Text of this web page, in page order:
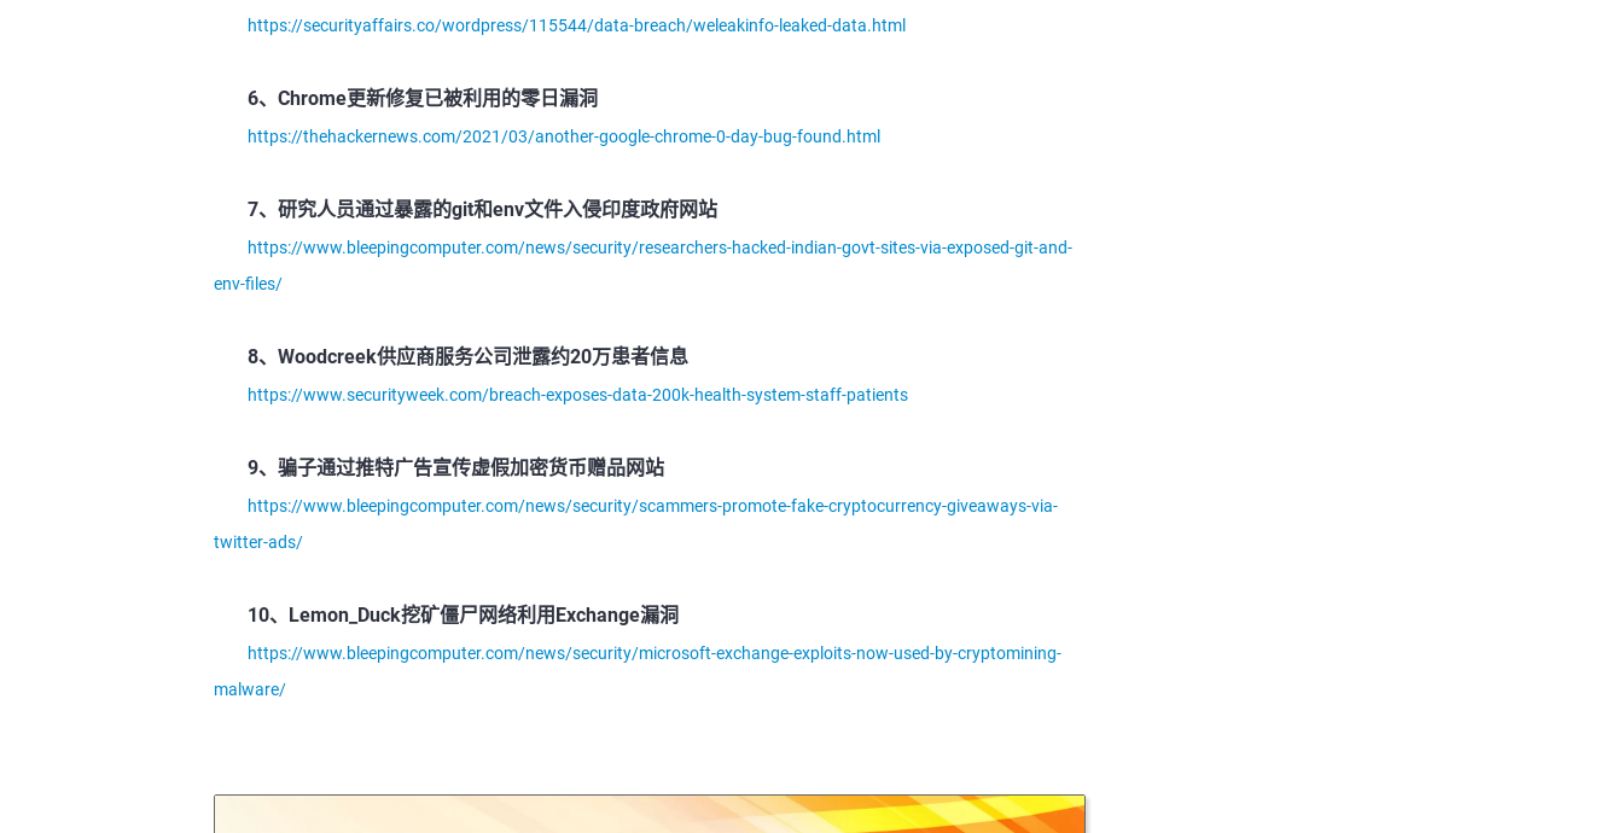
https://securityaffairs.co/wordpress/115544/data-breach/weleakinfo-leaked-data.html
6、Chrome更新修复已被利用的零日漏洞
https://thehackernews.com/2021/03/another-google-chrome-0-day-bug-found.html
7、研究人员通过暴露的git和env文件入侵印度政府网站
https://www.bleepingcomputer.com/news/security/researchers-hacked-indian-govt-sites-via-exposed-git-and-
env-files/
8、Woodcreek供应商服务公司泄露约20万患者信息
https://www.securityweek.com/breach-exposes-data-200k-health-system-staff-patients
9、骗子通过推特广告宣传虚假加密货币赠品网站
https://www.bleepingcomputer.com/news/security/scammers-promote-fake-cryptocurrency-giveaways-via-
twitter-ads/
10、Lemon_Duck挖矿僵尸网络利用Exchange漏洞
https://www.bleepingcomputer.com/news/security/microsoft-exchange-exploits-now-used-by-cryptomining-
malware/